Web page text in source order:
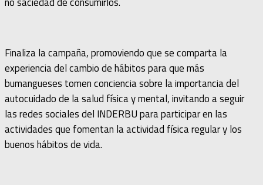
Finaliza la campaña, promoviendo que se comparta la
experiencia del cambio de hábitos para que más
bumangueses tomen conciencia sobre la importancia del
autocuidado de la salud física y mental, invitando a seguir
las redes sociales del INDERBU para participar en las
actividades que fomentan la actividad física regular y los
buenos hábitos de vida.